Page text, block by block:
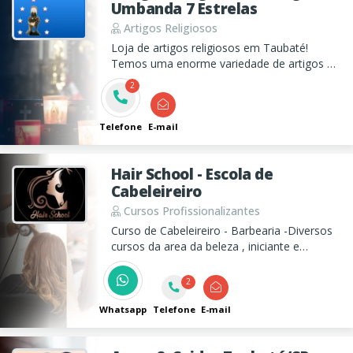
Umbanda 7 Estrelas
Artigos Religiosos
Loja de artigos religiosos em Taubaté!
Temos uma enorme variedade de artigos de
umbanda e candomblé, como velas por
quilo, cerâmicas e vidros decorativos,
incensos, ervas medicinais, imagens, etc.
2
Telefone E-mail
Hair School - Escola de
Cabeleireiro
Cursos Profissionalizantes
Curso de Cabeleireiro - Barbearia -Diversos
cursos da area da beleza , iniciante e
aperfeiçoamentos.
Whatsapp
2
Telefone E-mail